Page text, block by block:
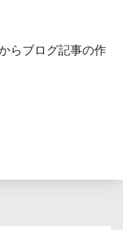
らブログ記事の作